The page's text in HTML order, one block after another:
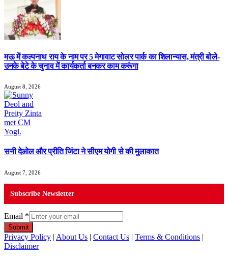
मऊ में कल्पनाथ राय के नाम पर 5 मेगावाट सोलर पार्क का शिलान्यास, मंत्री बोले-
उनके बेटे के चुनाव में कार्यकर्ता बनकर काम करूंगा
August 8, 2026
सनी देओल और प्रीति जिंटा ने सीएम योगी से की मुलाकात
August 7, 2026
Subscribe Newsletter
Email *
Submit
Privacy Policy | About Us | Contact Us | Terms & Conditions |
Disclaimer